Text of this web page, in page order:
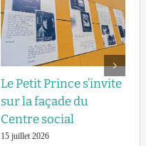
Le Petit Prince s’invite
sur la façade du
Centre social
15 juillet 2026